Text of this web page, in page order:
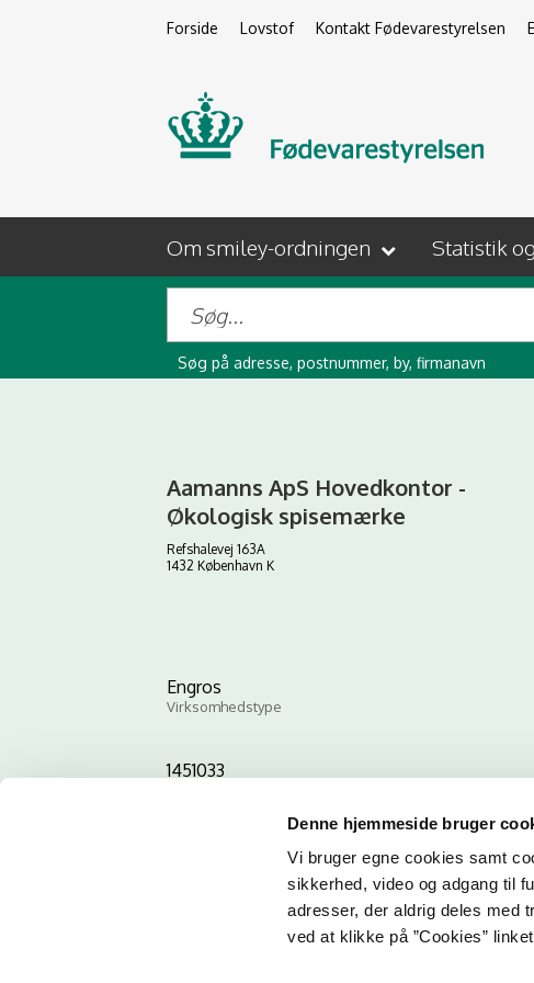
Denne hjemmeside bruger
Vi bruger egne cookies samt
sikkerhed, video og adgang til
adresser, der aldrig deles med
ved at klikke på ”Cookies”
Forside Lovstof Kontakt Fødevarestyrelsen
Om smiley-ordningen Statistik
Søg på adresse, postnummer, by, firmanavn
Aamanns ApS Hovedkontor -
Økologisk spisemærke
Refshalevej 163A
1432 København K
Engros
Virksomhedstype
1451033